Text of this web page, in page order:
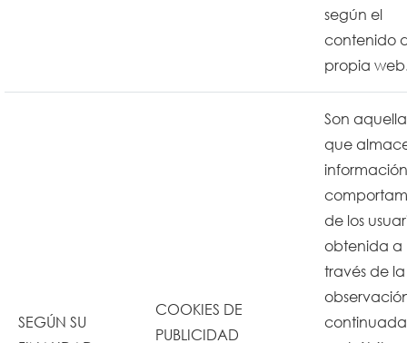
según el
contenido
propia
SEGÚN SU
COOKIES DE
PUBLICIDAD
Son
que
de los
obtenida a
través de la